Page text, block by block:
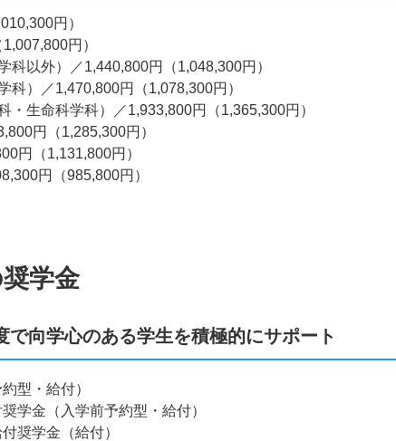
円）
円）
科以外）／1,440,800円（1,048,300円）
科）／1,470,800円（1,078,300円）
・生命科学科）／1,933,800円（1,365,300円）
円（1,285,300円）
円（1,131,800円）
円（985,800円）
学金
で向学心のある学生を積極的にサポート
型・給付）
学金（入学前予約型・給付）
奨学金（給付）